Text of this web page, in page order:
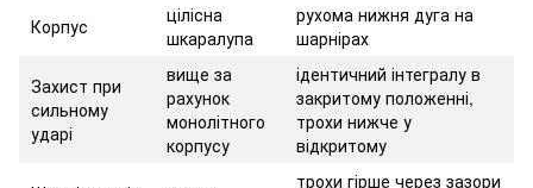
Корпус
цілісна
шкаралупа
рухома нижня дуга на
шарнірах
Захист при
сильному
ударі
вище за
рахунок
монолітного
корпусу
ідентичний інтегралу в
закритому положенні,
трохи нижче у
відкритому
трохи гірше через зазори